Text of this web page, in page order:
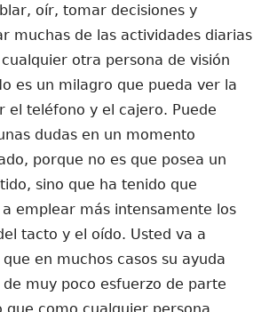
oír, tomar decisiones y
muchas de las actividades diarias
otra persona de visión
es un milagro que pueda ver la
el teléfono y el cajero. Puede
dudas en un momento
porque no es que posea un
sino que ha tenido que
emplear más intensamente los
tacto y el oído. Usted va a
en muchos casos su ayuda
muy poco esfuerzo de parte